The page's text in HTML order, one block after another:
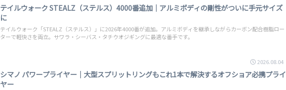
テイルウォーク STEALZ（ステルス）4000番追加｜アルミボディの剛性がついに手元サイズ
に
テイルウォーク「STEALZ（ステルス）」に2026年4000番が追加。アルミボディを継承しながらカーボン配合樹脂ロー
ターで軽快さを両立。サワラ・シーバス・タチウオジギングに最適な番手です。
2026.08.04
シマノ パワープライヤー｜大型スプリットリングもこれ1本で解決するオフショア必携プライ
ヤー